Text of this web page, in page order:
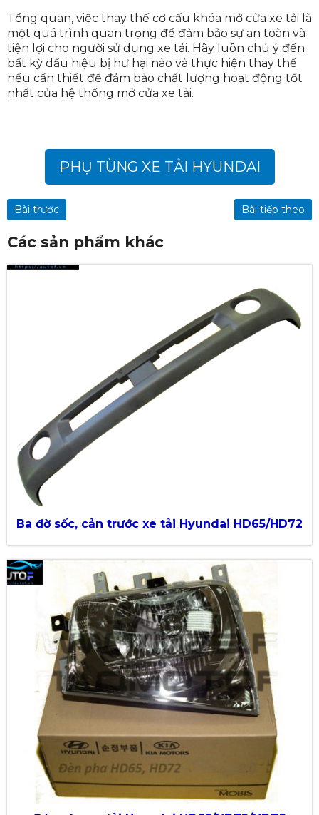
Tổng quan, việc thay thế cơ cấu khóa mở cửa xe tải là
một quá trình quan trọng để đảm bảo sự an toàn và
tiện lợi cho người sử dụng xe tải. Hãy luôn chú ý đến
bất kỳ dấu hiệu bị hư hại nào và thực hiện thay thế
nếu cần thiết để đảm bảo chất lượng hoạt động tốt
nhất của hệ thống mở cửa xe tải.
PHỤ TÙNG XE TẢI HYUNDAI
Bài trước Bài tiếp theo
Các sản phẩm khác
Ba đờ sốc, cản trước xe tải Hyundai HD65/HD72